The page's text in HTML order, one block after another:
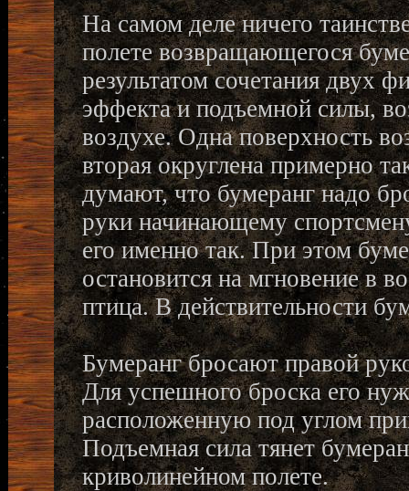
На самом деле ничего
полете возвращающегося
результатом сочетания двух
эффекта и подъемной силы,
воздухе. Одна поверхность
вторая округлена примерно
думают, что бумеранг надо
руки начинающему
его именно так. При этом
остановится на мгновение в
птица. В действительности
Бумеранг бросают правой
Для успешного броска его
расположенную под углом
Подъемная сила тянет
криволинейном полете.